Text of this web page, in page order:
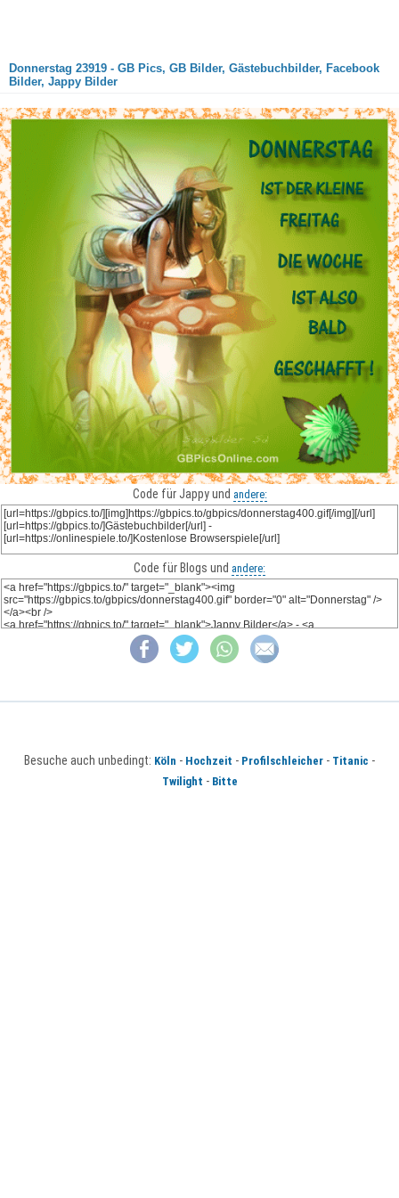
Donnerstag 23919 - GB Pics, GB Bilder, Gästebuchbilder, Facebook
Bilder, Jappy Bilder
Code für Jappy und andere:
Code für Blogs und andere:
Besuche auch unbedingt: Köln - Hochzeit - Profilschleicher - Titanic -
Twilight - Bitte